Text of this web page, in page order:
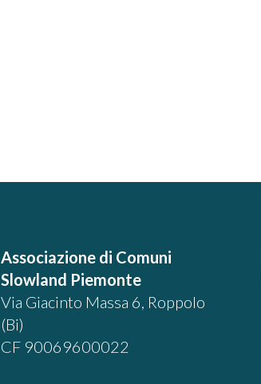
Associazione di Comuni
Slowland Piemonte
Via Giacinto Massa 6, Roppolo
(Bi)
CF 90069600022